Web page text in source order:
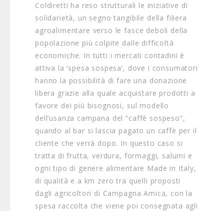
Coldiretti ha reso strutturali le iniziative di
solidarietà, un segno tangibile della filiera
agroalimentare verso le fasce deboli della
popolazione più colpite dalle difficoltà
economiche. In tutti i mercati contadini è
attiva la ‘spesa sospesa’, dove i consumatori
hanno la possibilità di fare una donazione
libera grazie alla quale acquistare prodotti a
favore dei più bisognosi, sul modello
dell’usanza campana del “caffè sospeso”,
quando al bar si lascia pagato un caffè per il
cliente che verrà dopo. In questo caso si
tratta di frutta, verdura, formaggi, salumi e
ogni tipo di genere alimentare Made in Italy,
di qualità e a km zero tra quelli proposti
dagli agricoltori di Campagna Amica, con la
spesa raccolta che viene poi consegnata agli